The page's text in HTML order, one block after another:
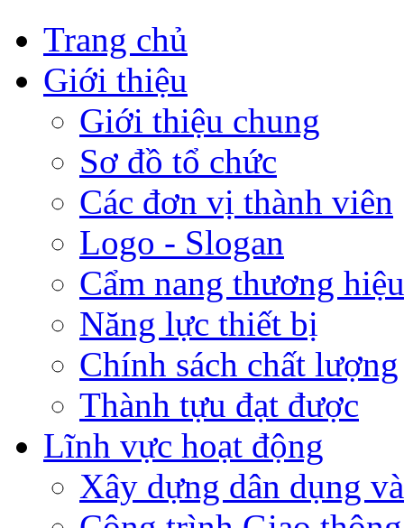
Trang chủ
Giới thiệu
Giới thiệu chung
Sơ đồ tổ chức
Các đơn vị thành viên
Logo - Slogan
Cẩm nang thương hiệu
Năng lực thiết bị
Chính sách chất lượng
Thành tựu đạt được
Lĩnh vực hoạt động
Xây dựng dân dụng